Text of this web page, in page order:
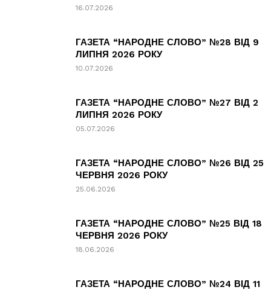
16.07.2026
ГАЗЕТА “НАРОДНЕ СЛОВО” №28 ВІД 9
ЛИПНЯ 2026 РОКУ
10.07.2026
ГАЗЕТА “НАРОДНЕ СЛОВО” №27 ВІД 2
ЛИПНЯ 2026 РОКУ
05.07.2026
ГАЗЕТА “НАРОДНЕ СЛОВО” №26 ВІД 25
ЧЕРВНЯ 2026 РОКУ
25.06.2026
ГАЗЕТА “НАРОДНЕ СЛОВО” №25 ВІД 18
ЧЕРВНЯ 2026 РОКУ
18.06.2026
ГАЗЕТА “НАРОДНЕ СЛОВО” №24 ВІД 11